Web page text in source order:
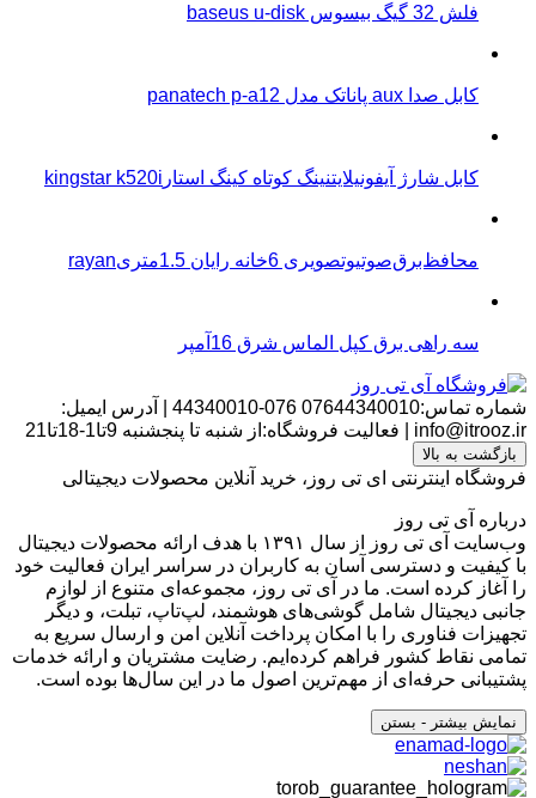
فلش 32 گیگ بیسوس baseus u-disk
کابل صدا aux پاناتک مدل panatech p-a12
کابل شارژ آیفونیلایتنینگ کوتاه کینگ استارkingstar k520i
محافظ‌برق‌صوتیو‌تصویری 6خانه رایان 1.5متریrayan
سه راهی برق کپل الماس شرق 16آمپر
شماره تماس:07644340010 076-44340010
آدرس ایمیل:
info@itrooz.ir
فعالیت فروشگاه:از شنبه تا پنجشنبه 9تا1-18تا21
بازگشت به بالا
فروشگاه اینترنتی ای تی روز، خرید آنلاین محصولات دیجیتالی
درباره آی تی روز
وب‌سایت آی تی روز از سال ۱۳۹۱ با هدف ارائه محصولات دیجیتال
با کیفیت و دسترسی آسان به کاربران در سراسر ایران فعالیت خود
را آغاز کرده است. ما در آی تی روز، مجموعه‌ای متنوع از لوازم
جانبی دیجیتال شامل گوشی‌های هوشمند، لپ‌تاپ، تبلت، و دیگر
تجهیزات فناوری را با امکان پرداخت آنلاین امن و ارسال سریع به
تمامی نقاط کشور فراهم کرده‌ایم. رضایت مشتریان و ارائه خدمات
پشتیبانی حرفه‌ای از مهم‌ترین اصول ما در این سال‌ها بوده است.
نمایش بیشتر - بستن